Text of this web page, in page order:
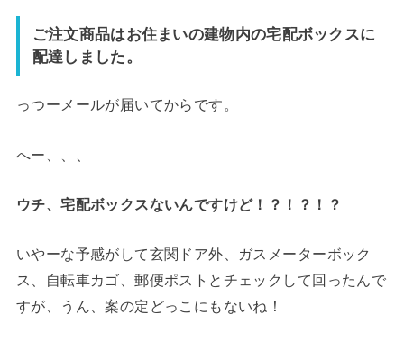
ご注文商品はお住まいの建物内の宅配ボックスに
配達しました。
っつーメールが届いてからです。
へー、、、
ウチ、宅配ボックスないんですけど！？！？！？
いやーな予感がして玄関ドア外、ガスメーターボック
ス、自転車カゴ、郵便ポストとチェックして回ったんで
すが、うん、案の定どっこにもないね！